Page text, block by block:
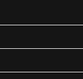
نَص۪يراًۜ
Bizi
bize bir